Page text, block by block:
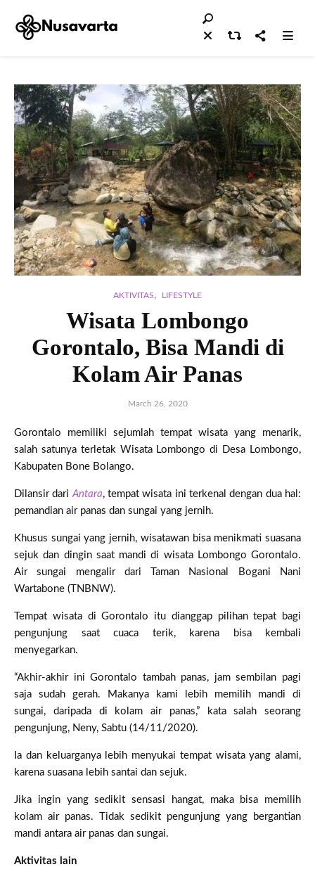
AKTIVITAS, LIFESTYLE
Wisata Lombongo
Gorontalo, Bisa Mandi di
Kolam Air Panas
March 26, 2020
Gorontalo memiliki sejumlah tempat wisata yang menarik,
salah satunya terletak Wisata Lombongo di Desa Lombongo,
Kabupaten Bone Bolango.
Dilansir dari Antara, tempat wisata ini terkenal dengan dua hal:
pemandian air panas dan sungai yang jernih.
Khusus sungai yang jernih, wisatawan bisa menikmati suasana
sejuk dan dingin saat mandi di wisata Lombongo Gorontalo.
Air sungai mengalir dari Taman Nasional Bogani Nani
Wartabone (TNBNW).
Tempat wisata di Gorontalo itu dianggap pilihan tepat bagi
pengunjung saat cuaca terik, karena bisa kembali
menyegarkan.
“Akhir-akhir ini Gorontalo tambah panas, jam sembilan pagi
saja sudah gerah. Makanya kami lebih memilih mandi di
sungai, daripada di kolam air panas,” kata salah seorang
pengunjung, Neny, Sabtu (14/11/2020).
Ia dan keluarganya lebih menyukai tempat wisata yang alami,
karena suasana lebih santai dan sejuk.
Jika ingin yang sedikit sensasi hangat, maka bisa memilih
kolam air panas. Tidak sedikit pengunjung yang bergantian
mandi antara air panas dan sungai.
Aktivitas lain